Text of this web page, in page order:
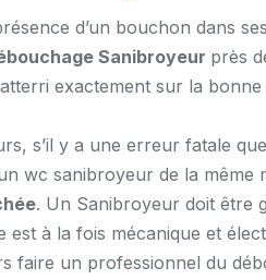
d’un bouchon dans ses
Sanibroyeur près
exactement sur la bonne
s’il y a une erreur fatale
wc sanibroyeur de la même
. Un Sanibroyeur doit être
est à la fois mécanique et
faire un professionnel du